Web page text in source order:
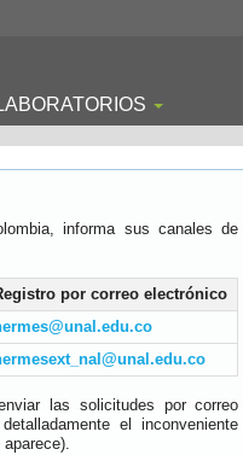
informa sus canales de
por correo electrónico
las solicitudes por correo
el inconveniente